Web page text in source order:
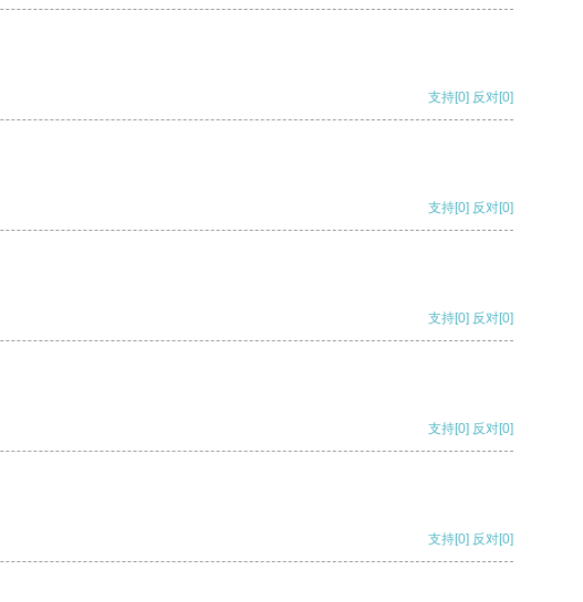
支持[0] 反对[0]
支持[0] 反对[0]
支持[0] 反对[0]
支持[0] 反对[0]
支持[0] 反对[0]